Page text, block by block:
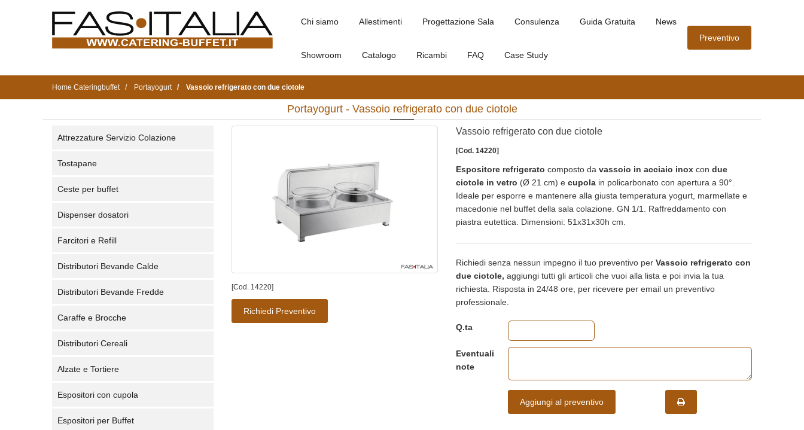
Chi siamo Allestimenti Progettazione Sala Consulenza Guida Gratuita News
Showroom Catalogo Ricambi FAQ Case Study
Preventivo
Home Cateringbuffet Portayogurt Vassoio refrigerato con due ciotole
Portayogurt - Vassoio refrigerato con due ciotole
Attrezzature Servizio Colazione
Tostapane
Ceste per buffet
Dispenser dosatori
Farcitori e Refill
Distributori Bevande Calde
Distributori Bevande Fredde
Caraffe e Brocche
Distributori Cereali
Alzate e Tortiere
Espositori con cupola
Espositori per Buffet
[Cod. 14220]
Richiedi Preventivo
Vassoio refrigerato con due ciotole
[Cod. 14220]
Espositore refrigerato composto da vassoio in acciaio inox con due
ciotole in vetro (Ø 21 cm) e cupola in policarbonato con apertura a 90°.
Ideale per esporre e mantenere alla giusta temperatura yogurt, marmellate e
macedonie nel buffet della sala colazione. GN 1/1. Raffreddamento con
piastra eutettica. Dimensioni: 51x31x30h cm.
Richiedi senza nessun impegno il tuo preventivo per Vassoio refrigerato con
due ciotole, aggiungi tutti gli articoli che vuoi alla lista e poi invia la tua
richiesta. Risposta in 24/48 ore, per ricevere per email un preventivo
professionale.
Q.ta
Eventuali
note
Aggiungi al preventivo